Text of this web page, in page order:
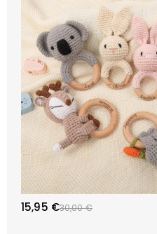
15,95 €30,00 €